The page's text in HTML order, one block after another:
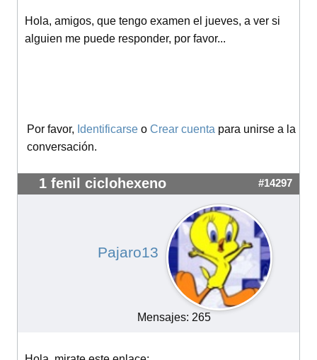
Hola, amigos, que tengo examen el jueves, a ver si
alguien me puede responder, por favor...
Por favor, Identificarse o Crear cuenta para unirse a la
conversación.
1 fenil ciclohexeno #14297
Pajaro13
Mensajes: 265